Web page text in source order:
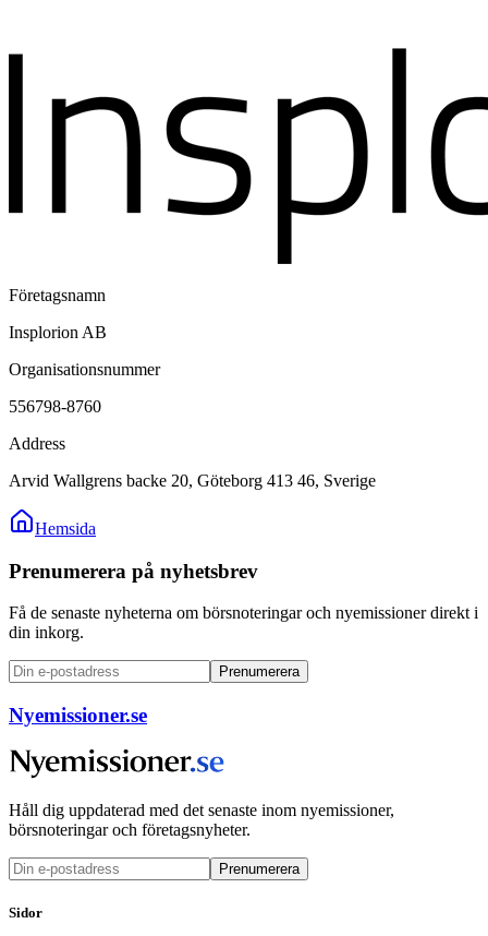
Företagsnamn
Insplorion AB
Organisationsnummer
556798-8760
Address
Arvid Wallgrens backe 20, Göteborg 413 46, Sverige
Hemsida
Prenumerera på nyhetsbrev
Få de senaste nyheterna om börsnoteringar och nyemissioner direkt i
din inkorg.
Prenumerera
Nyemissioner.se
Håll dig uppdaterad med det senaste inom nyemissioner,
börsnoteringar och företagsnyheter.
Prenumerera
Sidor